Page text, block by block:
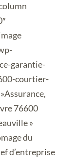
garantie-
courtier-
76600
»
du
d’entreprise